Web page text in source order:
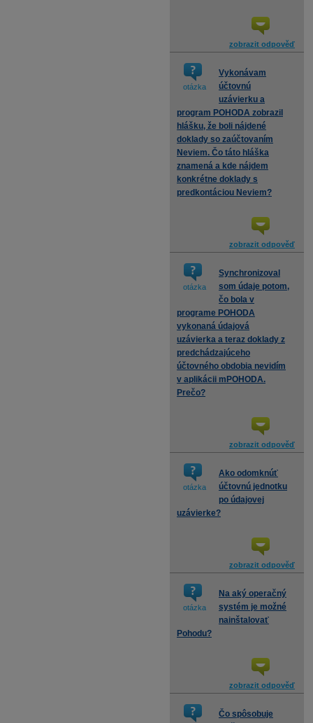
zobrazit odpověď
otázka
Vykonávam
účtovnú
uzávierku a
program POHODA zobrazil
hlášku, že boli nájdené
doklady so zaúčtovaním
Neviem. Čo táto hláška
znamená a kde nájdem
konkrétne doklady s
predkontáciou Neviem?
zobrazit odpověď
otázka
Synchronizoval
som údaje potom,
čo bola v
programe POHODA
vykonaná údajová
uzávierka a teraz doklady z
predchádzajúceho
účtovného obdobia nevidím
v aplikácii mPOHODA.
Prečo?
zobrazit odpověď
otázka
Ako odomknúť
účtovnú jednotku
po údajovej
uzávierke?
zobrazit odpověď
otázka
Na aký operačný
systém je možné
nainštalovať
Pohodu?
zobrazit odpověď
Čo spôsobuje